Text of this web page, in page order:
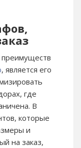
, является его
где
В
которые
и
на заказ,